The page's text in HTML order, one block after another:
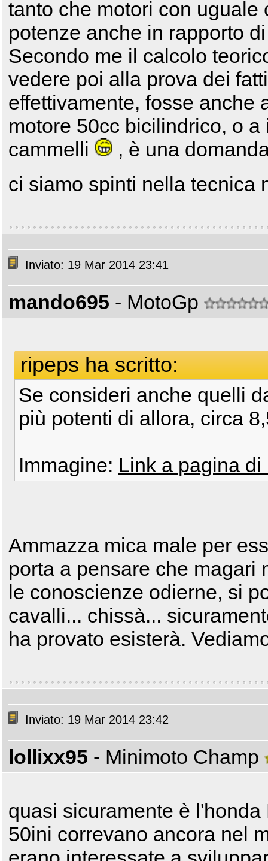
tanto che motori con
potenze anche in rapporto
Secondo me il calcolo
vedere poi alla prova dei
effettivamente, fosse anche
motore 50cc bicilindrico, o
cammelli
, è una
ci siamo spinti nella tecnica
Inviato: 19 Mar 2014 23:41
mando695 - MotoGp
ripeps ha scritto:
Se consideri anche quelli
più potenti di allora, circa
Immagine: Link a pagina
Ammazza mica male per
porta a pensare che magari
le conoscienze odierne, si
cavalli... chissà...
ha provato esisterà.
Inviato: 19 Mar 2014 23:42
lollixx95 - Minimoto Champ
quasi sicuramente è
50ini correvano ancora nel